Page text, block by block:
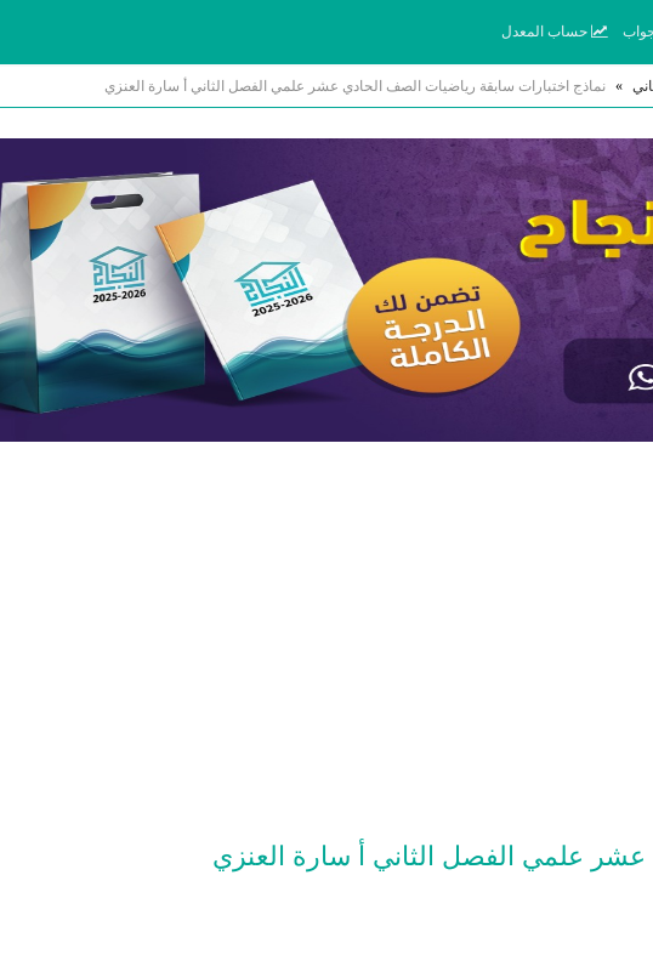
حساب المعدل
» نماذج اختبارات سابقة رياضيات الصف الحادي عشر علمي الفصل الثاني أ سارة العنزي
علمي الفصل الثاني أ سارة العنزي